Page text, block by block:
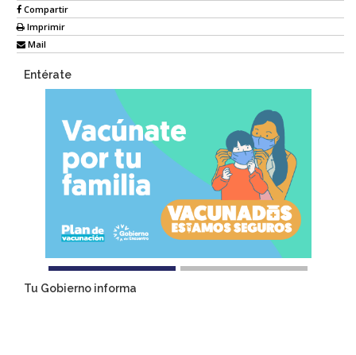
Compartir
Imprimir
Mail
Entérate
Tu Gobierno informa